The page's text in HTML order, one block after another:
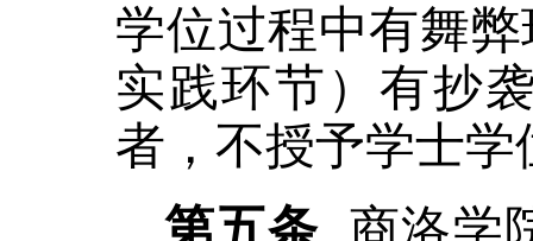
学位过程中有舞
实践环节）有抄
者，不授予学士学
第五条 商洛学